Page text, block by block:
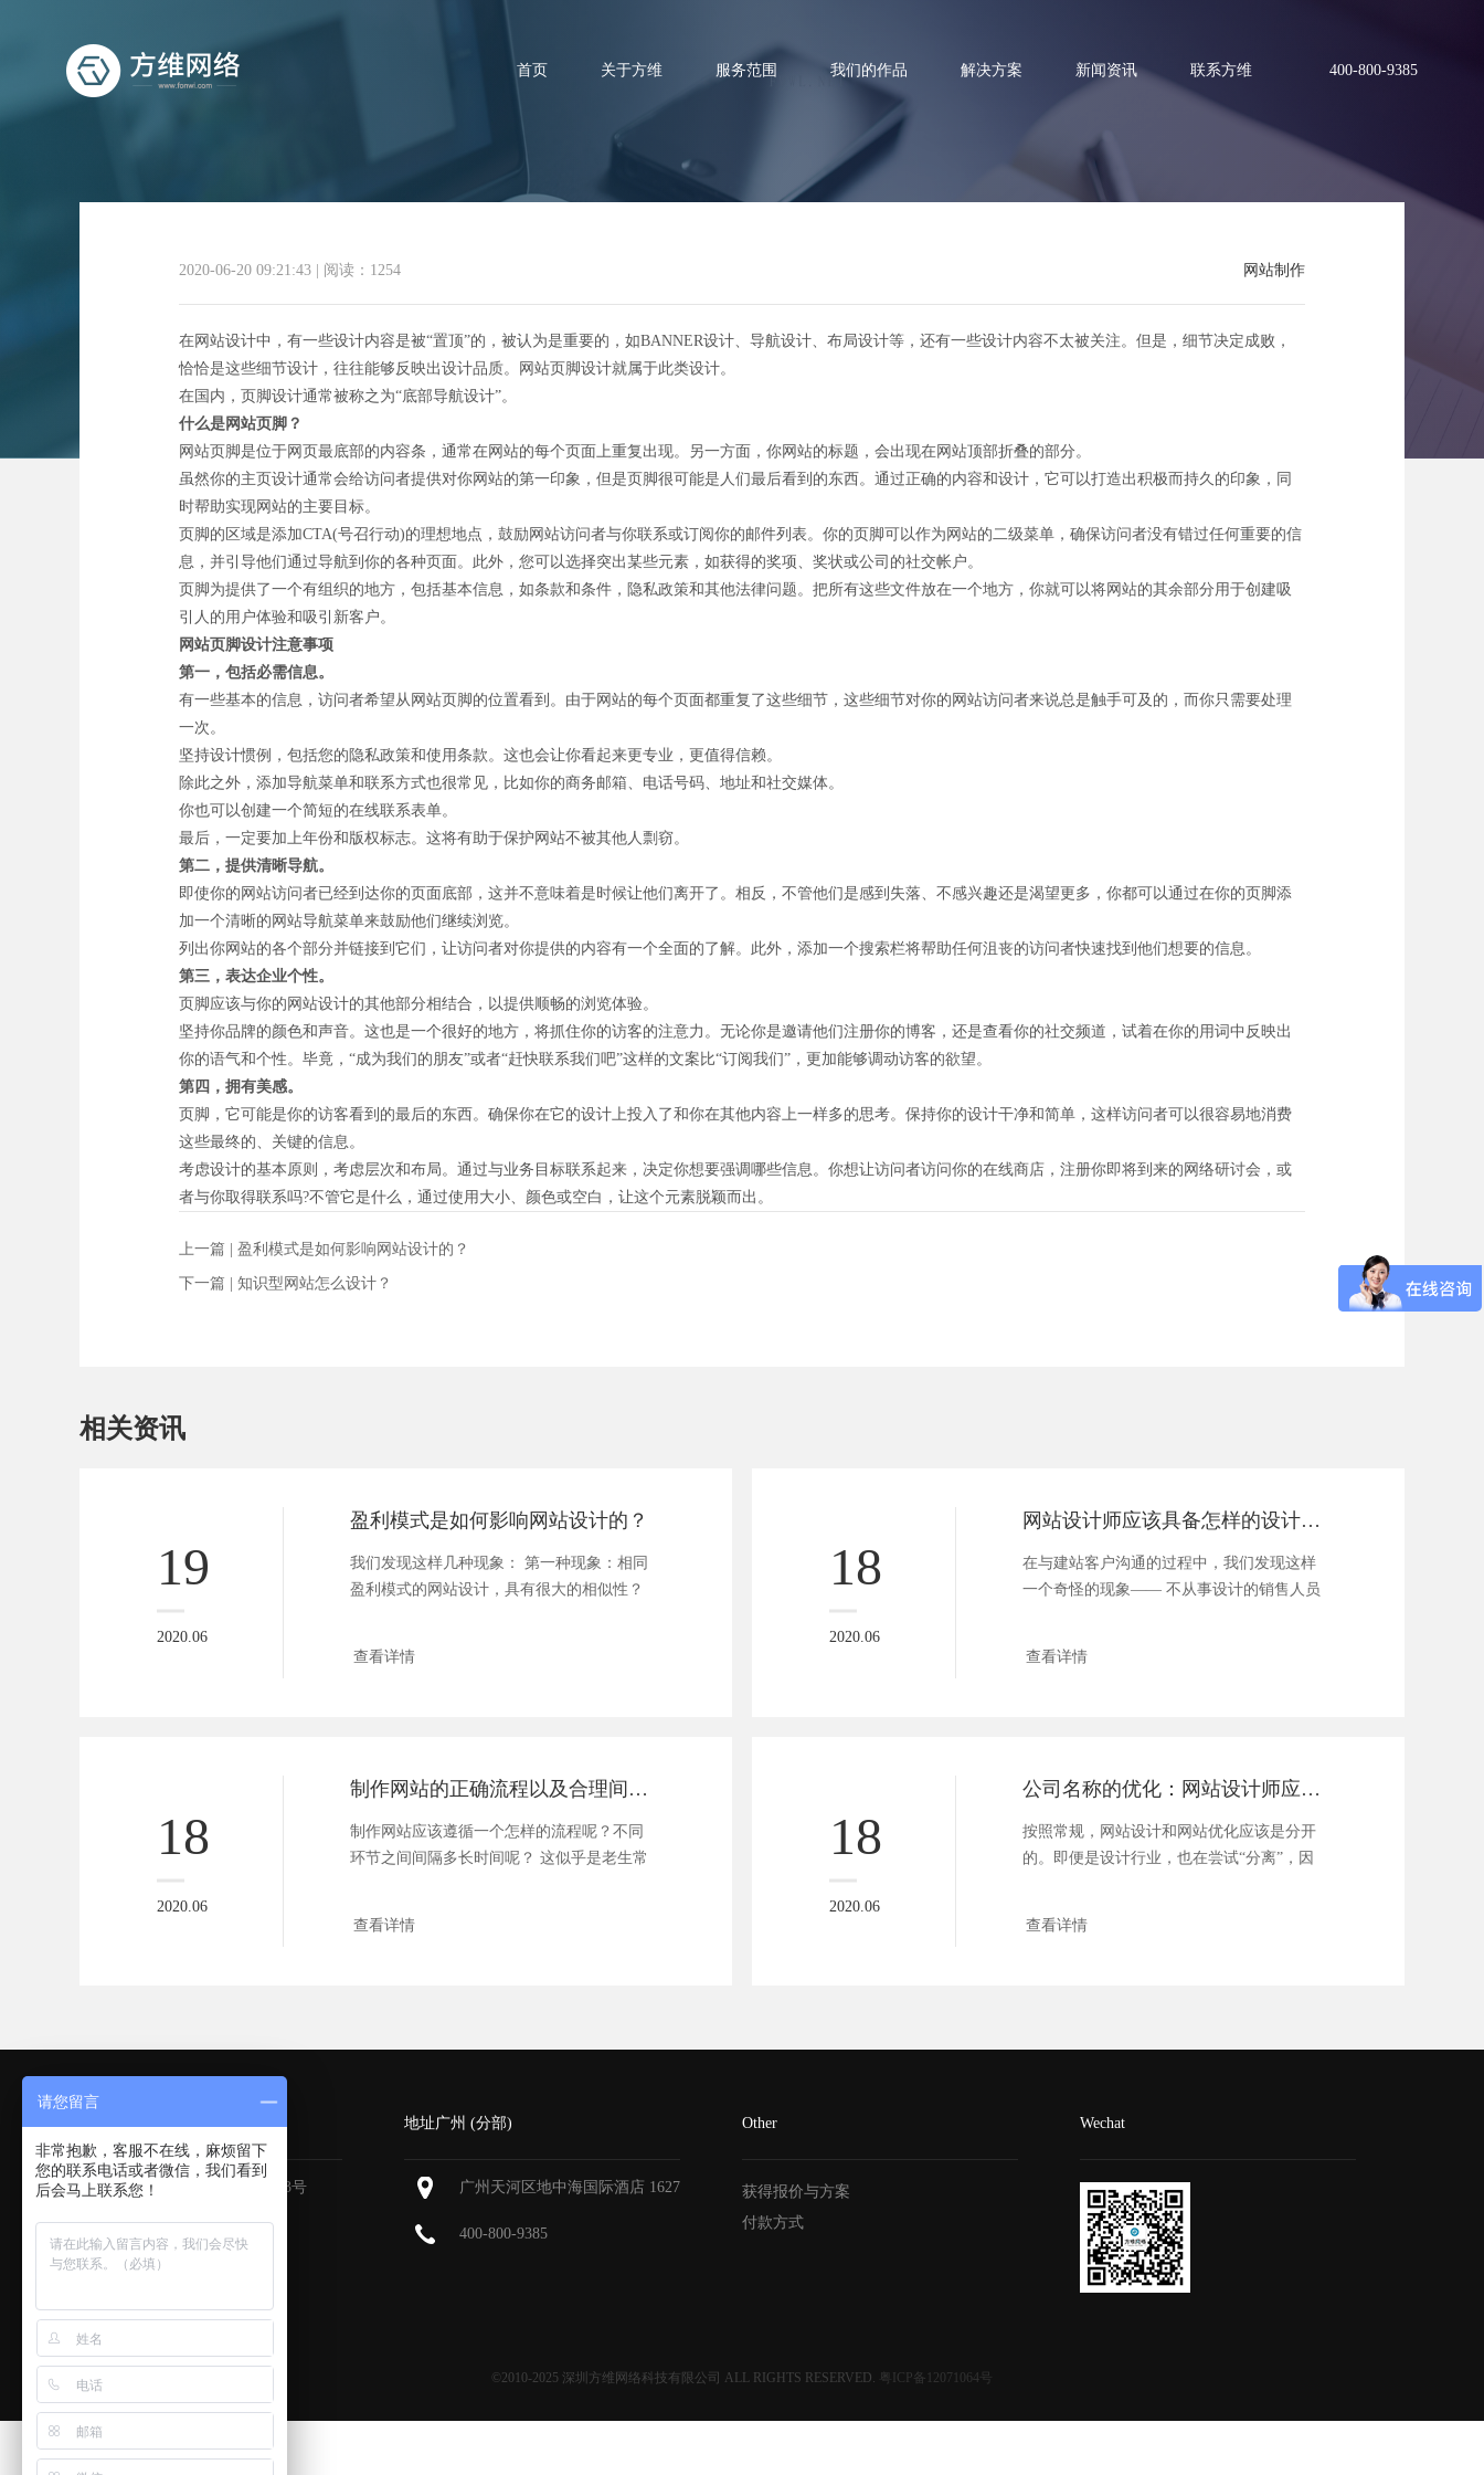
首页 关于方维 服务范围 我们的作品 解决方案 新闻资讯 联系方维 400-800-9385
网站制作
2020-06-20 09:21:43 阅读：1254
在网站设计中，有一些设计内容是被“置顶”的，被认为是重要的，如BANNER设计、导航设计、布局设计等，还有一些设计内容不太被关注。但是，细节决定成败，
恰恰是这些细节设计，往往能够反映出设计品质。网站页脚设计就属于此类设计。
在国内，页脚设计通常被称之为“底部导航设计”。
什么是网站页脚？
网站页脚是位于网页最底部的内容条，通常在网站的每个页面上重复出现。另一方面，你网站的标题，会出现在网站顶部折叠的部分。
虽然你的主页设计通常会给访问者提供对你网站的第一印象，但是页脚很可能是人们最后看到的东西。通过正确的内容和设计，它可以打造出积极而持久的印象，同
时帮助实现网站的主要目标。
页脚的区域是添加CTA(号召行动)的理想地点，鼓励网站访问者与你联系或订阅你的邮件列表。你的页脚可以作为网站的二级菜单，确保访问者没有错过任何重要的信
息，并引导他们通过导航到你的各种页面。此外，您可以选择突出某些元素，如获得的奖项、奖状或公司的社交帐户。
页脚为提供了一个有组织的地方，包括基本信息，如条款和条件，隐私政策和其他法律问题。把所有这些文件放在一个地方，你就可以将网站的其余部分用于创建吸
引人的用户体验和吸引新客户。
网站页脚设计注意事项
第一，包括必需信息。
有一些基本的信息，访问者希望从网站页脚的位置看到。由于网站的每个页面都重复了这些细节，这些细节对你的网站访问者来说总是触手可及的，而你只需要处理
一次。
坚持设计惯例，包括您的隐私政策和使用条款。这也会让你看起来更专业，更值得信赖。
除此之外，添加导航菜单和联系方式也很常见，比如你的商务邮箱、电话号码、地址和社交媒体。
你也可以创建一个简短的在线联系表单。
最后，一定要加上年份和版权标志。这将有助于保护网站不被其他人剽窃。
第二，提供清晰导航。
即使你的网站访问者已经到达你的页面底部，这并不意味着是时候让他们离开了。相反，不管他们是感到失落、不感兴趣还是渴望更多，你都可以通过在你的页脚添
加一个清晰的网站导航菜单来鼓励他们继续浏览。
列出你网站的各个部分并链接到它们，让访问者对你提供的内容有一个全面的了解。此外，添加一个搜索栏将帮助任何沮丧的访问者快速找到他们想要的信息。
第三，表达企业个性。
页脚应该与你的网站设计的其他部分相结合，以提供顺畅的浏览体验。
坚持你品牌的颜色和声音。这也是一个很好的地方，将抓住你的访客的注意力。无论你是邀请他们注册你的博客，还是查看你的社交频道，试着在你的用词中反映出
你的语气和个性。毕竟，“成为我们的朋友”或者“赶快联系我们吧”这样的文案比“订阅我们”，更加能够调动访客的欲望。
第四，拥有美感。
页脚，它可能是你的访客看到的最后的东西。确保你在它的设计上投入了和你在其他内容上一样多的思考。保持你的设计干净和简单，这样访问者可以很容易地消费
这些最终的、关键的信息。
考虑设计的基本原则，考虑层次和布局。通过与业务目标联系起来，决定你想要强调哪些信息。你想让访问者访问你的在线商店，注册你即将到来的网络研讨会，或
者与你取得联系吗?不管它是什么，通过使用大小、颜色或空白，让这个元素脱颖而出。
上一篇 | 盈利模式是如何影响网站设计的？
下一篇 | 知识型网站怎么设计？
相关资讯
19
2020.06
盈利模式是如何影响网站设计的？
我们发现这样几种现象： 第一种现象：相同
盈利模式的网站设计，具有很大的相似性？
查看详情
18
2020.06
网站设计师应该具备怎样的设计思维？
在与建站客户沟通的过程中，我们发现这样
一个奇怪的现象—— 不从事设计的销售人员
查看详情
18
2020.06
制作网站的正确流程以及合理间隔时间
制作网站应该遵循一个怎样的流程呢？不同
环节之间间隔多长时间呢？ 这似乎是老生常
查看详情
18
2020.06
公司名称的优化：网站设计师应该这样做！
按照常规，网站设计和网站优化应该是分开
的。即便是设计行业，也在尝试“分离”，因
查看详情
深圳 (总部)
深圳福田区深南大道6013号
400-800-9385
地址广州 (分部)
广州天河区地中海国际酒店 1627
400-800-9385
Other
获得报价与方案
付款方式
Wechat
©2010-2025 深圳方维网络科技有限公司 ALL RIGHTS RESERVED. 粤ICP备12071064号
请您留言
非常抱歉，客服不在线，麻烦留下
您的联系电话或者微信，我们看到
后会马上联系您！